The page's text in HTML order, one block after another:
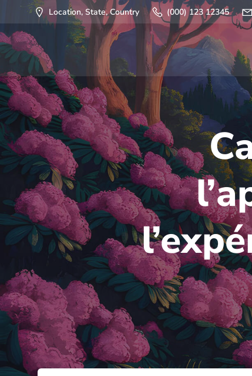
Saltar
al
contenido
Location, State, Country (000) 123 12345